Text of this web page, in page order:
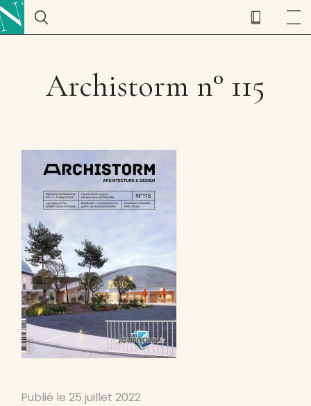
Archistorm n° 115
Publié le 25 juillet 2022